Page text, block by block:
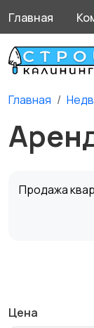
Главная
Главная
Продажа
Цена